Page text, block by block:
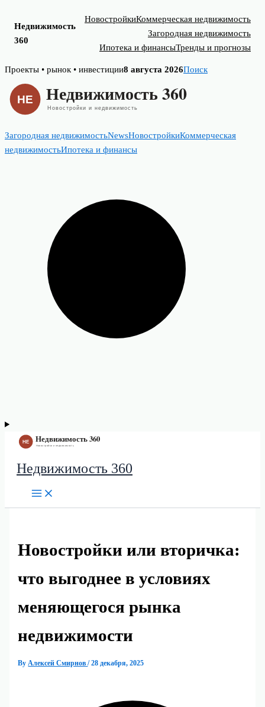
Недвижимость
360
НовостройкиКоммерческая недвижимость
Загородная недвижимость
Ипотека и финансыТренды и прогнозы
Skip
content
Проекты • рынок • инвестиции8 августа 2026Поиск
Загородная недвижимостьNewsНовостройкиКоммерческая
недвижимостьИпотека и финансы
Недвижимость 360
Новостройки или вторичка:
что выгоднее в условиях
меняющегося рынка
недвижимости
ByАлексей Смирнов/28 декабря, 2025